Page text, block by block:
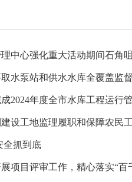
中心强化重大活动期间石角
水泵站和供水水库全覆盖监
2024年度全市水库工程运行
设工地监理履职和保障农民
全抓到底
项目评审工作，精心落实“百